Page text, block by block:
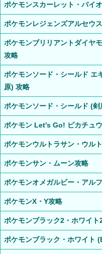
ポケモンスカーレット・バイ
ポケモンレジェンズアルセウ
ポケモンブリリアントダイヤ
攻略
ポケモンソード・シールド エ
原) 攻略
ポケモンソード・シールド (剣
ポケモン Let's Go! ピカチュ
ポケモンウルトラサン・ウル
ポケモンサン・ムーン攻略
ポケモンオメガルビー・アル
ポケモンX・Y攻略
ポケモンブラック2・ホワイ
ポケモンブラック・ホワイト